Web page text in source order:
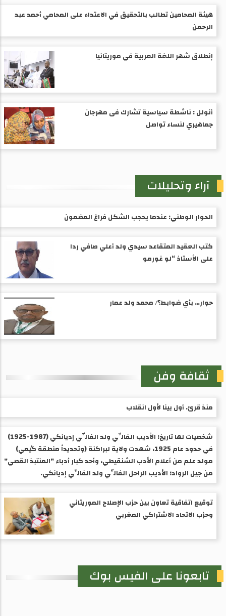
هيئة المحامين تطالب بالتحقيق في الاعتداء على المحامي أحمد عبد
الرحمن
إنطلاق شهر اللغة العربية في موريتانيا
أنولل : ناشطة سياسية تشارك فى مهرجان
جماهيري لنساء تواصل
آراء وتحليلات
الحوار الوطني: عندما يحجب الشكل فراغ المضمون
كتب العقيد المتقاعد سيدي ولد أعلي صافي ردا
على الأستاذ “لو غورمو
حوار… بأي ضوابط؟/ محمد ولد عمار
ثقافة وفن
منذ قرئ. أول بينا لأول انقلاب
شخصيات لها تاريخ: الأديب الفالِّي ولد الفالِّي إديانكي (1987-1925) ​
في حدود عام 1925، شهدت ولاية لبراكنة (وتحديداً منطقة گيمي)
مولد علم من أعلام الأدب الشنقيطي، وأحد كبار أدباء "المنتبذ القصي"
من جيل الرواد؛ الأديب الراحل الفالِّي ولد الفالِّي إديانكي.
توقيع اتفاقية تعاون بين حزب الإصلاح الموريتاني
وحزب الاتحاد الاشتراكي المغربي
تابعونا على الفيس بوك